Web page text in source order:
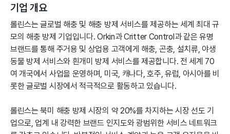
기업 개요
롤린스는 글로벌 해충 및 해충 방제 서비스를 제공하는 세계 최대 규
모의 해충 방제 기업입니다. Orkin과 Critter Control과 같은 유명
브랜드를 통해 주거용 및 상업용 고객에게 해충, 곤충, 설치류, 야생
동물 방제 서비스와 흰개미 방제 서비스를 제공합니다. 전 세계 70
여 개국에서 사업을 운영하며, 미국, 캐나다, 호주, 유럽, 아시아를 비
롯한 글로벌 시장에서 적극적으로 활동하고 있습니다.
롤린스는 북미 해충 방제 시장의 약 20%를 차지하는 시장 선도 기
업으로, 업계 내 강력한 브랜드 인지도와 광범위한 서비스 네트워크